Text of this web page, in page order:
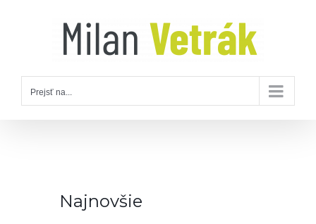
Prejsť na...
Najnovšie